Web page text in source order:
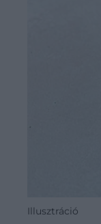
Illusztráció